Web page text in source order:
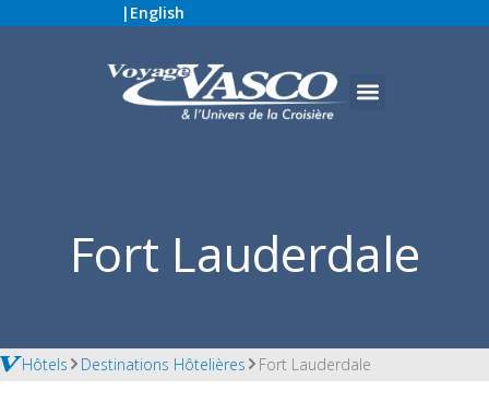
| English
Fort Lauderdale
Hôtels Destinations Hôtelières Fort Lauderdale